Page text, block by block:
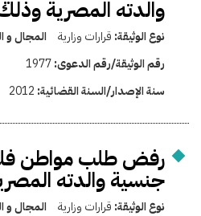
والدته المصرية
نوع الوثيقة: قرارات وزارية المجال و
رقم الوثيقة/رقم الدعوى:1977
سنة الإصدار/السنة القضائية: 2012
رفض طلب مواطن
جنسية والدته
نوع الوثيقة: قرارات وزارية المجال و